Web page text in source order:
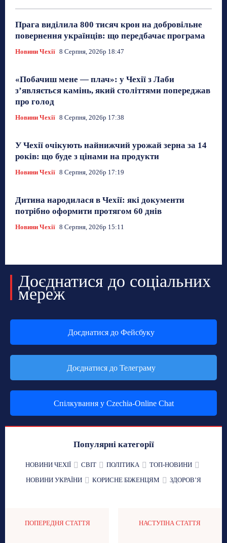
Прага виділила 800 тисяч крон на добровільне
повернення українців: що передбачає програма
Новини Чехії 8 Серпня, 2026р 18:47
«Побачиш мене — плач»: у Чехії з Лаби
з’являється камінь, який століттями попереджав
про голод
Новини Чехії 8 Серпня, 2026р 17:38
У Чехії очікують найнижчий урожай зерна за 14
років: що буде з цінами на продукти
Новини Чехії 8 Серпня, 2026р 17:19
Дитина народилася в Чехії: які документи
потрібно оформити протягом 60 днів
Новини Чехії 8 Серпня, 2026р 15:11
Доєднатися до соціальних
мереж
Доєднатися до Фейсбуку
Доєднатися до Телеграму
Спілкування у Czechia-Online Chat
Популярні категорії
НОВИНИ ЧЕХІЇ СВІТ ПОЛІТИКА
ТОП-НОВИНИ
НОВИНИ УКРАЇНИ
КОРИСНЕ БІЖЕНЦЯМ ЗДОРОВʼЯ
ПОПЕРЕДНЯ СТАТТЯ НАСТУПНА СТАТТЯ